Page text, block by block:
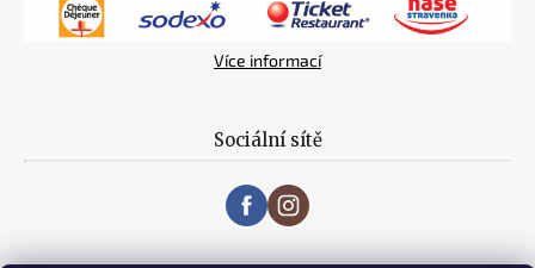
Více informací
Sociální sítě